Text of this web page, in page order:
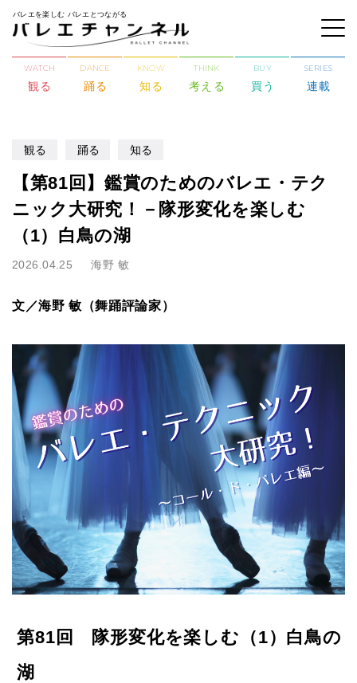
バレエを楽しむ バレエとつながる
WATCH
観る
DANCE
踊る
KNOW
知る
THINK
考える
BUY
買う
SERIES
連載
観る 踊る 知る
【第81回】鑑賞のためのバレエ・テク
ニック大研究！－隊形変化を楽しむ
（1）白鳥の湖
2026.04.25 海野 敏
文／海野 敏（舞踊評論家）
第81回
隊形変化を楽しむ（1）白鳥の
湖